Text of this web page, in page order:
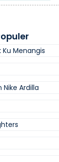
Menangis
Nike Ardilla